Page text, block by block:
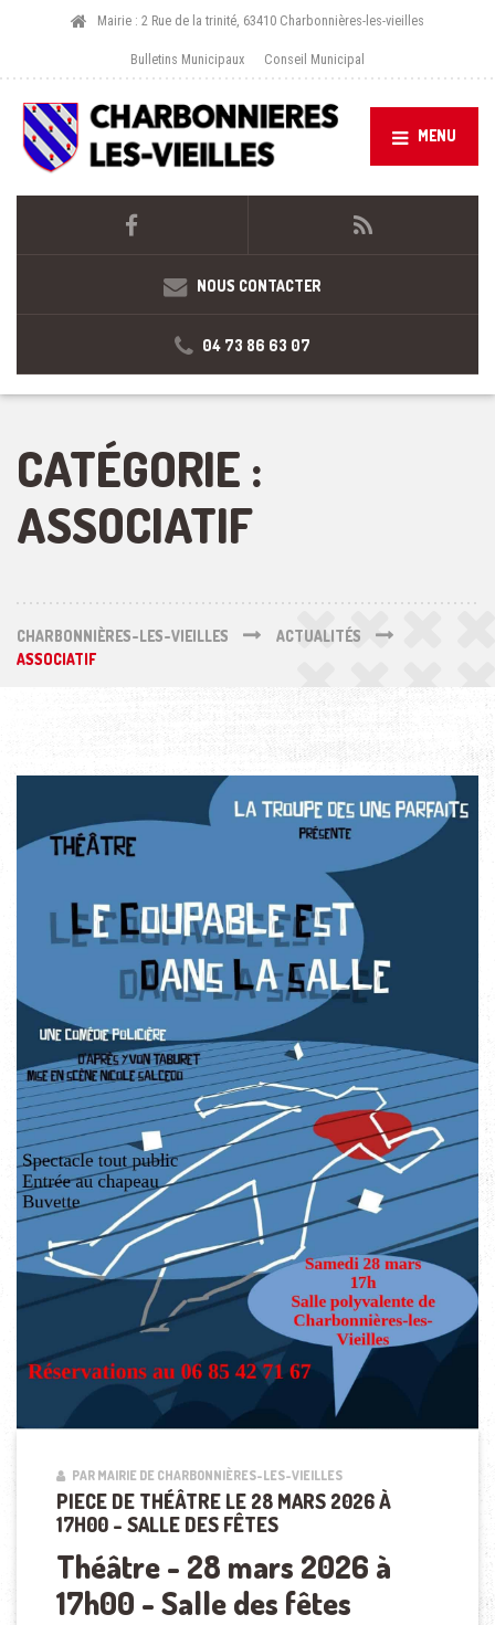
Mairie : 2 Rue de la trinité, 63410 Charbonnières-les-vieilles
Bulletins Municipaux Conseil Municipal
MENU
NOUS CONTACTER
04 73 86 63 07
CATÉGORIE :
ASSOCIATIF
CHARBONNIÈRES-LES-VIEILLES
ACTUALITÉS
ASSOCIATIF
PAR MAIRIE DE CHARBONNIÈRES-LES-VIEILLES
PIECE DE THÉÂTRE LE 28 MARS 2026 À
17H00 – SALLE DES FÊTES
Théâtre - 28 mars 2026 à
17h00 - Salle des fêtes